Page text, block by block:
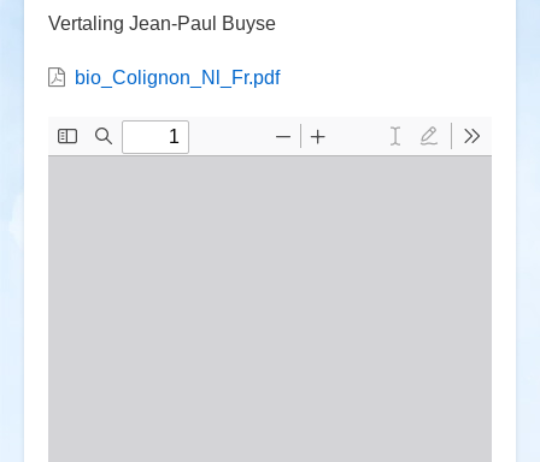
Vertaling Jean-Paul Buyse
bio_Colignon_Nl_Fr.pdf